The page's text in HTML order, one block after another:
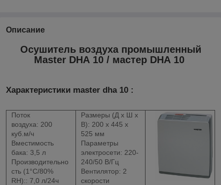
Описание
Осушитель воздуха промышленный
Master DHА 10 / мастер DHА 10
Характеристики master dha 10 :
Поток
воздуха: 200
куб.м/ч
Вместимость
бака: 3,5 л
Производительно
сть (1°C/80%
RH):: 7,0 л/24ч
Размеры (Д х Ш х
В): 200 x 445 x
525 мм
Параметры
электросети: 220-
240/50 В/Гц
Вентилятор: 2
скорости